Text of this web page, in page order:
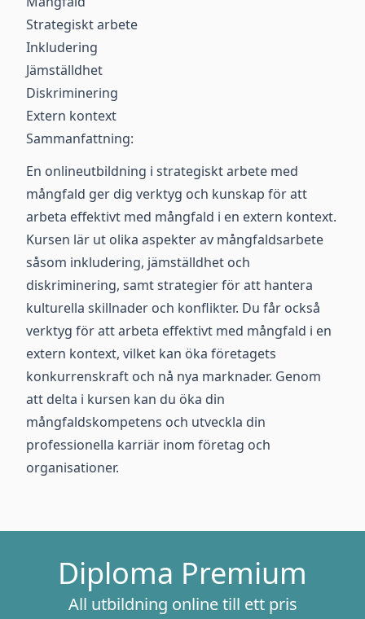
Strategiskt arbete
Inkludering
Jämställdhet
Diskriminering
Extern kontext
Sammanfattning:
En onlineutbildning i strategiskt arbete med
mångfald ger dig verktyg och kunskap för att
arbeta effektivt med mångfald i en extern kontext.
Kursen lär ut olika aspekter av mångfaldsarbete
såsom inkludering, jämställdhet och
diskriminering, samt strategier för att hantera
kulturella skillnader och konflikter. Du får också
verktyg för att arbeta effektivt med mångfald i en
extern kontext, vilket kan öka företagets
konkurrenskraft och nå nya marknader. Genom
att delta i kursen kan du öka din
mångfaldskompetens och utveckla din
professionella karriär inom företag och
organisationer.
Diploma Premium
All utbildning online till ett pris